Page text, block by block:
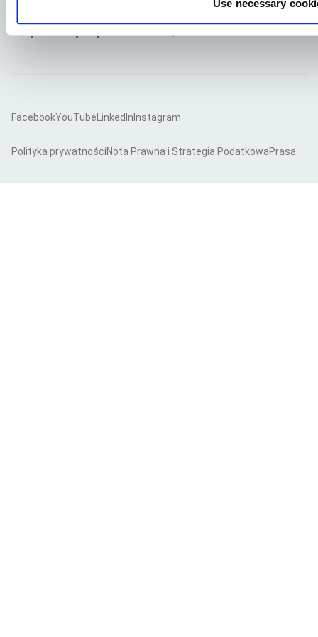
Use necessary
Znajdź naszych pracowników
FacebookYouTubeLinkedIn Instagram
Polityka prywatnościNota Prawna i Strategia PodatkowaPrasa